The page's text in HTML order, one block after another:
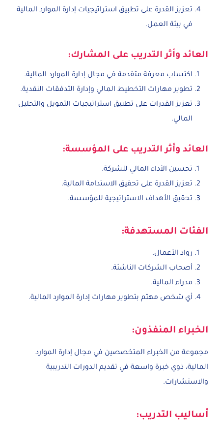
تعزيز القدرة على تطبيق استراتيجيات إدارة الموارد المالية
في بيئة العمل.
العائد وأثر التدريب على المشارك:
اكتساب معرفة متقدمة في مجال إدارة الموارد المالية.
تطوير مهارات التخطيط المالي وإدارة التدفقات النقدية.
تعزيز القدرات على تطبيق استراتيجيات التمويل والتحليل
المالي.
العائد وأثر التدريب على المؤسسة:
تحسين الأداء المالي للشركة.
تعزيز القدرة على تحقيق الاستدامة المالية.
تحقيق الأهداف الاستراتيجية للمؤسسة.
الفئات المستهدفة:
رواد الأعمال.
أصحاب الشركات الناشئة.
مدراء المالية.
أي شخص مهتم بتطوير مهارات إدارة الموارد المالية.
الخبراء المنفذون:
مجموعة من الخبراء المتخصصين في مجال إدارة الموارد
المالية، ذوي خبرة واسعة في تقديم الدورات التدريبية
والاستشارات.
أساليب التدريب: